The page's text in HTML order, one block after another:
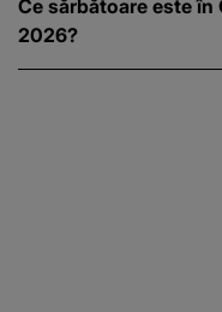
Ce sărbătoare este
2026?